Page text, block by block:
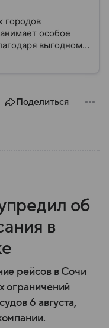
городов
особое
выгодному
части страны
Поделиться
об
в
рейсов в Сочи
ограничений
6 августа,